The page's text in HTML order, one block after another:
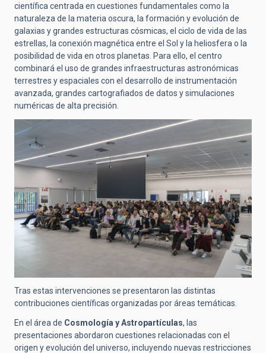
científica centrada en cuestiones fundamentales como la
naturaleza de la materia oscura, la formación y evolución de
galaxias y grandes estructuras cósmicas, el ciclo de vida de las
estrellas, la conexión magnética entre el Sol y la heliosfera o la
posibilidad de vida en otros planetas. Para ello, el centro
combinará el uso de grandes infraestructuras astronómicas
terrestres y espaciales con el desarrollo de instrumentación
avanzada, grandes cartografiados de datos y simulaciones
numéricas de alta precisión.
Tras estas intervenciones se presentaron las distintas
contribuciones científicas organizadas por áreas temáticas.
En el área de Cosmología y Astropartículas, las
presentaciones abordaron cuestiones relacionadas con el
origen y evolución del universo, incluyendo nuevas restricciones